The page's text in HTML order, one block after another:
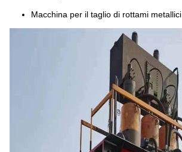
Macchina per il taglio di rottami metallici